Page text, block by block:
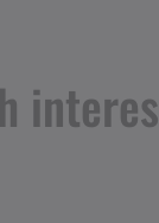
interes